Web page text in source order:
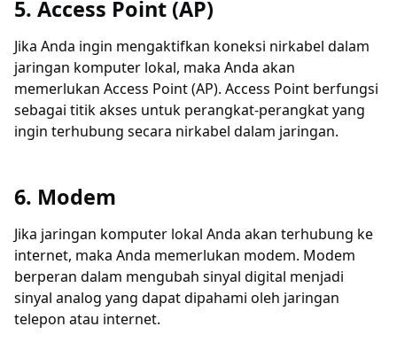
5. Access Point (AP)
Jika Anda ingin mengaktifkan koneksi nirkabel dalam
jaringan komputer lokal, maka Anda akan
memerlukan Access Point (AP). Access Point berfungsi
sebagai titik akses untuk perangkat-perangkat yang
ingin terhubung secara nirkabel dalam jaringan.
6. Modem
Jika jaringan komputer lokal Anda akan terhubung ke
internet, maka Anda memerlukan modem. Modem
berperan dalam mengubah sinyal digital menjadi
sinyal analog yang dapat dipahami oleh jaringan
telepon atau internet.